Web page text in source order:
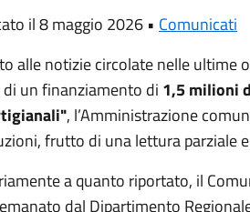
il 8 maggio 2026 • Comunicati
alle notizie circolate nelle ultime
un finanziamento di 1,5 milioni
, l’Amministrazione
frutto di una lettura parziale
a quanto riportato, il
dal Dipartimento